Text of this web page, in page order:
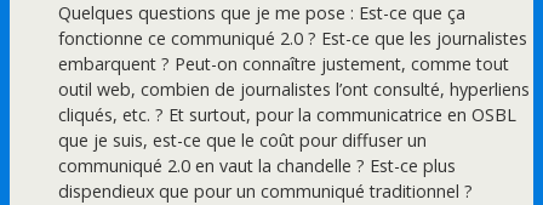
Quelques questions que je me pose : Est-ce que ça
fonctionne ce communiqué 2.0 ? Est-ce que les journalistes
embarquent ? Peut-on connaître justement, comme tout
outil web, combien de journalistes l’ont consulté, hyperliens
cliqués, etc. ? Et surtout, pour la communicatrice en OSBL
que je suis, est-ce que le coût pour diffuser un
communiqué 2.0 en vaut la chandelle ? Est-ce plus
dispendieux que pour un communiqué traditionnel ?